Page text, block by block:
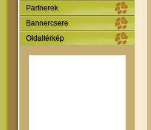
Partnerek
Bannercsere
Oldaltérkép